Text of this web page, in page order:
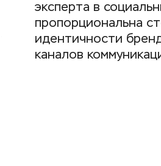
эксперта в
пропорциональна
идентичности
каналов